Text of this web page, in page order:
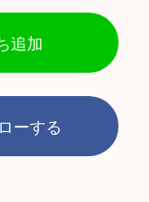
追加
ーする